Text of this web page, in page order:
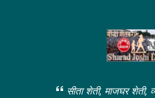
सीता शेती, माजघर शेती,